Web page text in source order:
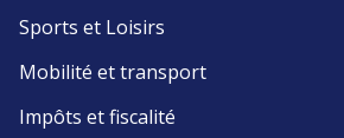
Sports et Loisirs
Mobilité et transport
Impôts et fiscalité